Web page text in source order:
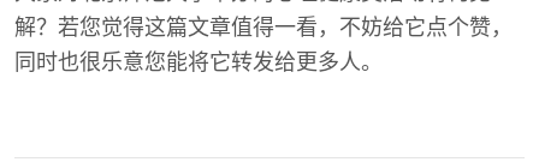
解？若您觉得这篇文章值得一看，不妨给它点个赞，
同时也很乐意您能将它转发给更多人。